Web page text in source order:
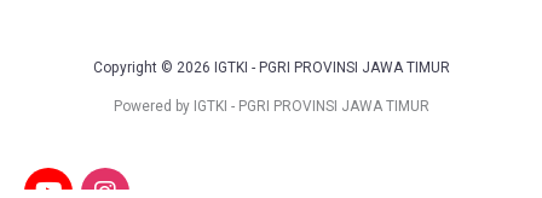
Copyright © 2026 IGTKI - PGRI PROVINSI JAWA TIMUR
Powered by IGTKI - PGRI PROVINSI JAWA TIMUR